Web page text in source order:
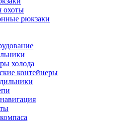
охоты
рюкзаки
холода
контейнеры